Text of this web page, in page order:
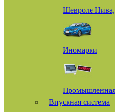
Шевроле
Иномарки
Промышленная
Впускная система